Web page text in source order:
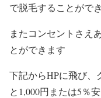
で脱毛することがで
またコンセントさえ
とができます
下記からHPに飛び、
と1,000円または5％